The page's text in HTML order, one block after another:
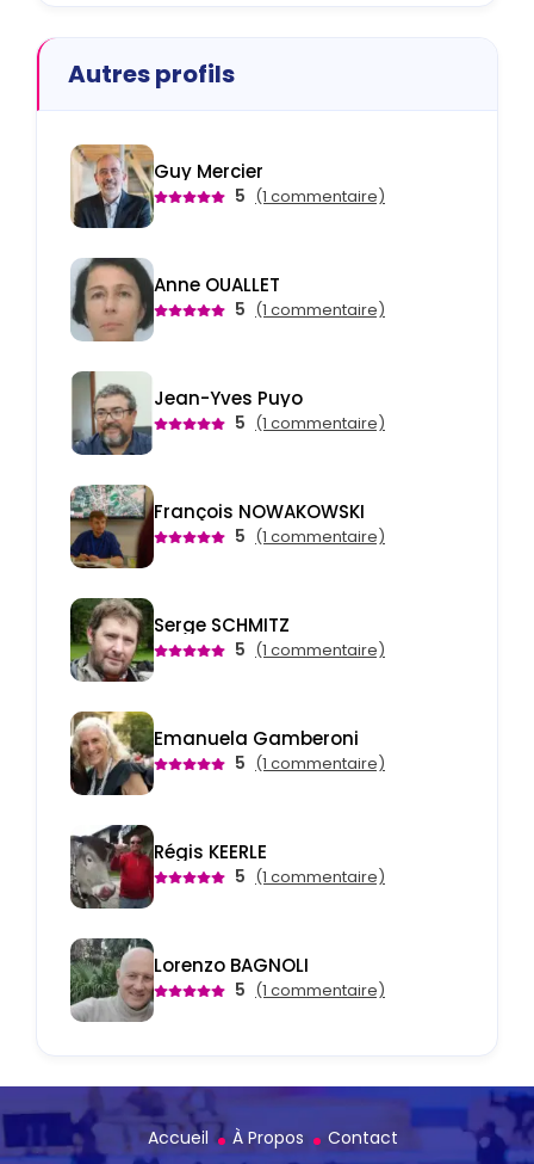
Autres profils
Guy Mercier
5 (1 commentaire)
Anne OUALLET
5 (1 commentaire)
Jean-Yves Puyo
5 (1 commentaire)
François NOWAKOWSKI
5 (1 commentaire)
Serge SCHMITZ
5 (1 commentaire)
Emanuela Gamberoni
5 (1 commentaire)
Régis KEERLE
5 (1 commentaire)
Lorenzo BAGNOLI
5 (1 commentaire)
Accueil À Propos Contact